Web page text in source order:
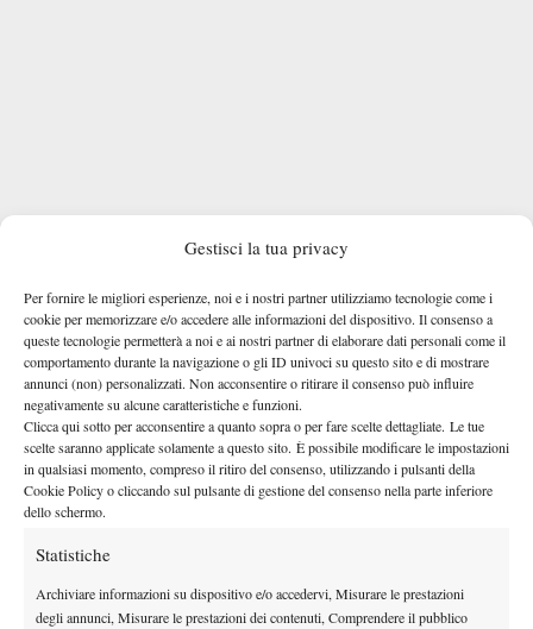
Gestisci la tua privacy
Per fornire le migliori esperienze, noi e i nostri partner utilizziamo tecnologie come i
cookie per memorizzare e/o accedere alle informazioni del dispositivo. Il consenso a
queste tecnologie permetterà a noi e ai nostri partner di elaborare dati personali come il
comportamento durante la navigazione o gli ID univoci su questo sito e di mostrare
annunci (non) personalizzati. Non acconsentire o ritirare il consenso può influire
negativamente su alcune caratteristiche e funzioni.
Clicca qui sotto per acconsentire a quanto sopra o per fare scelte dettagliate. Le tue
scelte saranno applicate solamente a questo sito. È possibile modificare le impostazioni
in qualsiasi momento, compreso il ritiro del consenso, utilizzando i pulsanti della
Cookie Policy o cliccando sul pulsante di gestione del consenso nella parte inferiore
dello schermo.
Statistiche
Archiviare informazioni su dispositivo e/o accedervi, Misurare le prestazioni
degli annunci, Misurare le prestazioni dei contenuti, Comprendere il pubblico
– Riprende il gioco.
15.30– Interrotta per pioggia Bellucci-Bolt sul punteggio di 6-5
e servizio in favore dell’azzurro.
Masters 1000 Montreal 2026: Bellucci
subito out, Baez passa al secondo turno